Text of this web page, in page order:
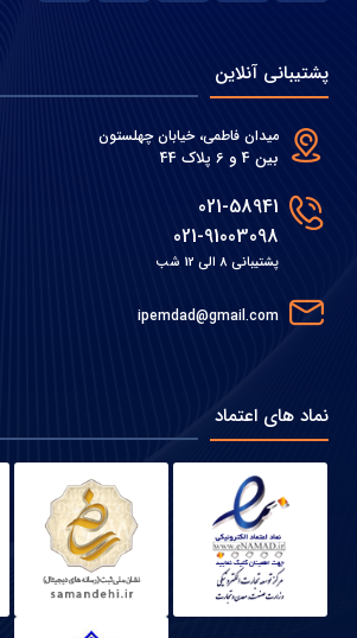
پشتیبانی آنلاین
میدان فاطمی، خیابان چهلستون
بین 4 و 6 پلاک 44
021-58941
021-91003098
پشتیبانی 8 الی 12 شب
ipemdad@gmail.com
نماد های اعتماد